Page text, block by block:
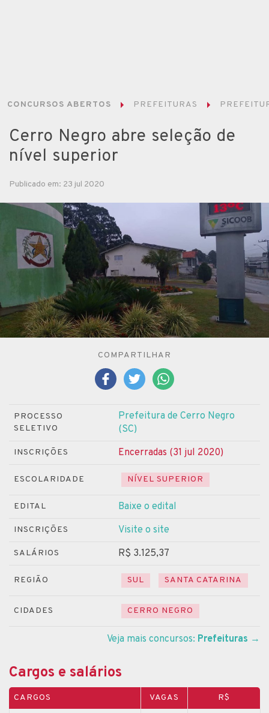
CONCURSOS ABERTOS PREFEITURAS
Cerro Negro abre seleção de
nível superior
Publicado em: 23 jul 2020
COMPARTILHAR
PROCESSO
SELETIVO
Prefeitura de Cerro Negro
(SC)
INSCRIÇÕES Encerradas (31 jul 2020)
ESCOLARIDADE NÍVEL SUPERIOR
EDITAL Baixe o edital
INSCRIÇÕES Visite o site
SALÁRIOS R$ 3.125,37
REGIÃO SUL SANTA CATARINA
CIDADES CERRO NEGRO
Veja mais concursos: Prefeituras →
Cargos e salários
CARGOS VAGAS R$